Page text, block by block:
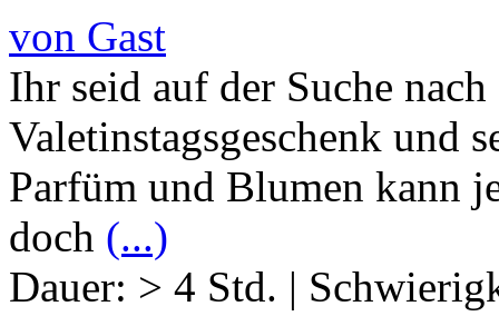
von Gast
Ihr seid auf der Suche
Valetinstagsgeschenk und
Parfüm und Blumen kann
doch (...)
Dauer: > 4 Std. |